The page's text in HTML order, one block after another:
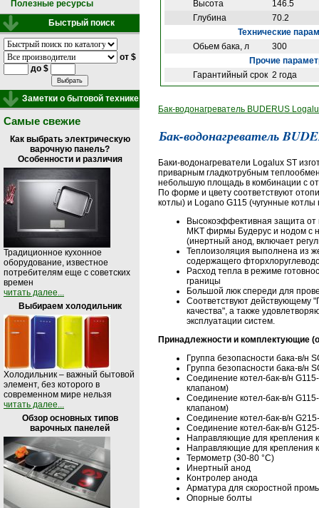
Полезные ресурсы
Быстрый поиск
от $
до $
Заметки о бытовой технике
Самые свежие
Как выбрать электрическую
варочную панель?
Особенности и различия
Традиционное кухонное
оборудование, известное
потребителям еще с советских
времен
читать далее...
Выбираем холодильник
Холодильник – важный бытовой
элемент, без которого в
современном мире нельзя
читать далее...
Обзор основных типов
варочных панелей
Высота
146.5
Глубина
70.2
Технические
Обьем бака, л
300
Прочие
Гарантийный срок 2 года
Бак-водонагреватель BUDERUS
Бак-водонагреватель
Баки-водонагреватели Logalux ST
приварным гладкотрубным
небольшую площадь в комбинации с
По форме и цвету соответствуют
котлы) и Logano G115 (чугунные
Высокоэффективная защита
MKT фирмы Будерус и нодом с
(инертный анод, включает
Теплоизоляция выполнена из
содержащего
Расход тепла в режиме
границы
Большой люк спереди для
Соответствуют действующему
качества", а также
эксплуатации систем.
Принадлежности и комплектующие
Группа безопасности бака-в/н
Группа безопасности бака-в/н
Соединение котел-бак-в/н
клапаном)
Соединение котел-бак-в/н
клапаном)
Соединение котел-бак-в/н
Соединение котел-бак-в/н
Направляющие для крепления
Направляющие для крепления
Термометр (30-80 °C)
Инертный анод
Контролер анода
Арматура для скоростной
Опорные болты